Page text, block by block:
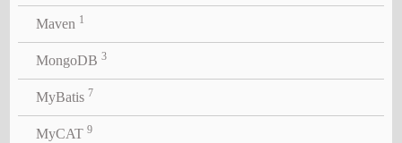
Maven 1
MongoDB 3
MyBatis 7
MyCAT 9